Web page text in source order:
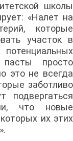
школы
«Налет на
которые
участок в
просто
это не всегда
заботливо
что новые
их этих